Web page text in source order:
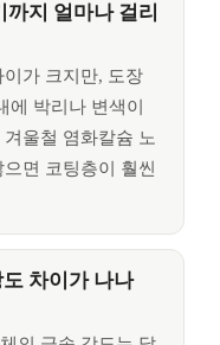
지 얼마나 걸리
가 크지만, 도장
에 박리나 변색이
울철 염화칼슘 노
면 코팅층이 훨씬
차이가 나나